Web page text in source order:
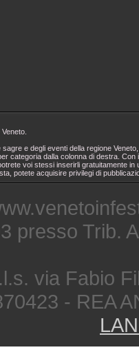
sagre e degli eventi della regione
categoria dalla colonna di destra.
voi stessi inserirli gratuitamente
potete acquisire privilegi di
presso Trib.
via Fabio
- REA